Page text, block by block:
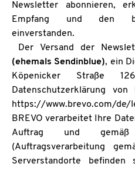
Newsletter abonnieren,
Empfang und den
einverstanden.
Der Versand der
(ehemals Sendinblue), ein
Köpenicker Straße
Datenschutzerklärung
https://www.brevo.com/de/
BREVO verarbeitet Ihre
Auftrag und gemäß
(Auftragsverarbeitung
Serverstandorte